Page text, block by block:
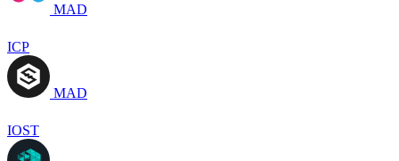
MAD
ICP
MAD
IOST